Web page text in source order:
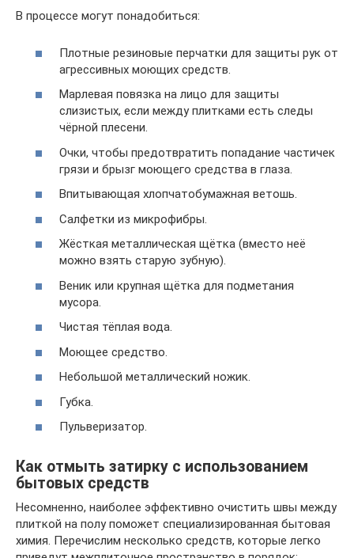
В процессе могут понадобиться:
Плотные резиновые перчатки для защиты рук от
агрессивных моющих средств.
Марлевая повязка на лицо для защиты
слизистых, если между плитками есть следы
чёрной плесени.
Очки, чтобы предотвратить попадание частичек
грязи и брызг моющего средства в глаза.
Впитывающая хлопчатобумажная ветошь.
Салфетки из микрофибры.
Жёсткая металлическая щётка (вместо неё
можно взять старую зубную).
Веник или крупная щётка для подметания
мусора.
Чистая тёплая вода.
Моющее средство.
Небольшой металлический ножик.
Губка.
Пульверизатор.
Как отмыть затирку с использованием
бытовых средств
Несомненно, наиболее эффективно очистить швы между
плиткой на полу поможет специализированная бытовая
химия. Перечислим несколько средств, которые легко